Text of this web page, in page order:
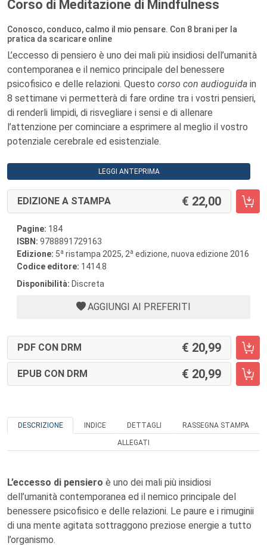
Corso di Meditazione di Mindfulness
Conosco, conduco, calmo il mio pensare. Con 8 brani per la
pratica da scaricare online
L’eccesso di pensiero è uno dei mali più insidiosi dell’umanità
contemporanea e il nemico principale del benessere
psicofisico e delle relazioni. Questo corso con audioguida in
8 settimane vi permetterà di fare ordine tra i vostri pensieri,
di renderli limpidi, di risvegliare i sensi e di allenare
l’attenzione per cominciare a esprimere al meglio il vostro
potenziale cerebrale ed esistenziale.
LEGGI ANTEPRIMA
EDIZIONE A STAMPA 22,00
Pagine: 184
ISBN: 9788891729163
Edizione: 5a ristampa 2025, 2a edizione, nuova edizione 2016
Codice editore: 1414.8
Disponibilità: Discreta
AGGIUNGI AI PREFERITI
PDF CON DRM 20,99
EPUB CON DRM 20,99
DESCRIZIONE INDICE DETTAGLI RASSEGNA STAMPA
ALLEGATI
L’eccesso di pensiero è uno dei mali più insidiosi
dell’umanità contemporanea ed il nemico principale del
benessere psicofisico e delle relazioni. Le paure e i rimuginii
di una mente agitata sottraggono preziose energie a tutto
l’organismo.